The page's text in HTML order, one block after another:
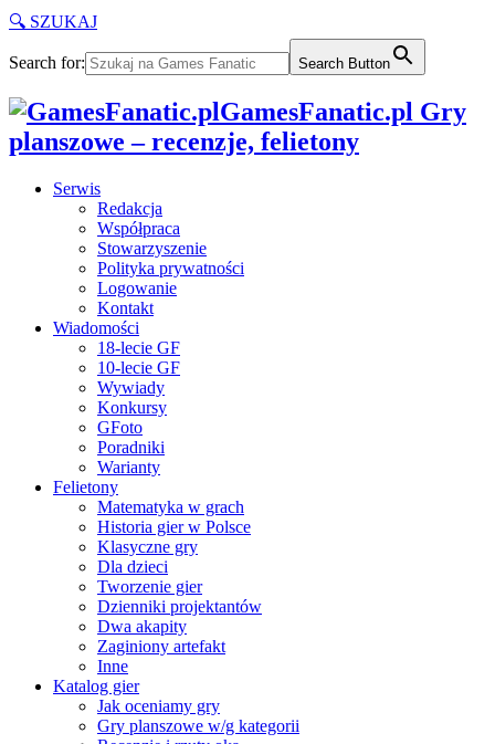
🔍 SZUKAJ
Search for: Search Button
GamesFanatic.pl Gry
planszowe – recenzje, felietony
Serwis
Redakcja
Współpraca
Stowarzyszenie
Polityka prywatności
Logowanie
Kontakt
Wiadomości
18-lecie GF
10-lecie GF
Wywiady
Konkursy
GFoto
Poradniki
Warianty
Felietony
Matematyka w grach
Historia gier w Polsce
Klasyczne gry
Dla dzieci
Tworzenie gier
Dzienniki projektantów
Dwa akapity
Zaginiony artefakt
Inne
Katalog gier
Jak oceniamy gry
Gry planszowe w/g kategorii